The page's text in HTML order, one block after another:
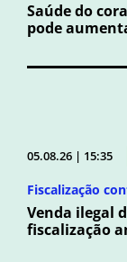
Saúde do
pode
05.08.26 | 15:35
Fiscalização
Venda ilegal
fiscalização